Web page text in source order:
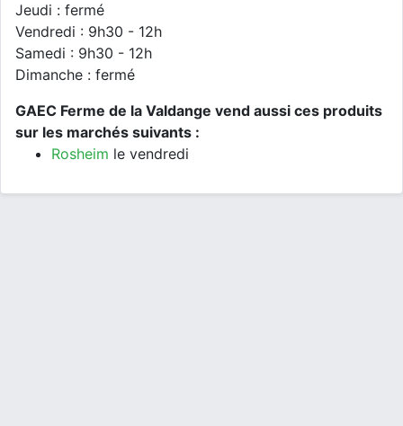
Jeudi : fermé
Vendredi : 9h30 - 12h
Samedi : 9h30 - 12h
Dimanche : fermé
GAEC Ferme de la Valdange vend aussi ces produits
sur les marchés suivants :
Rosheim le vendredi